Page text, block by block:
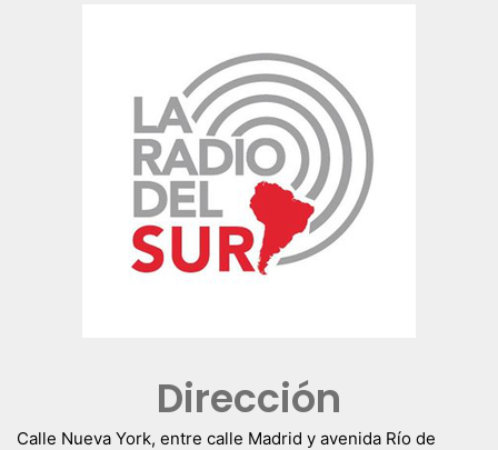
Dirección
Calle Nueva York, entre calle Madrid y avenida Río de